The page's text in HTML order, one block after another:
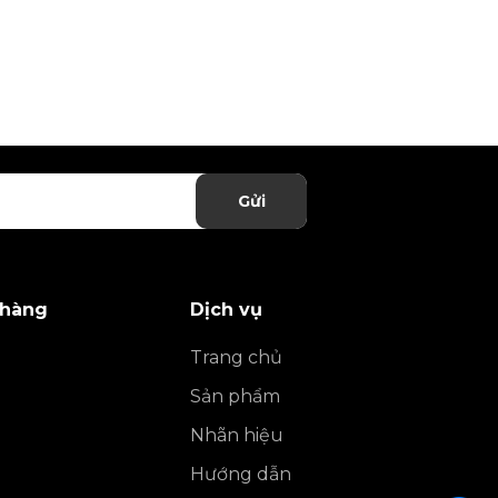
Gửi
Dịch vụ
Trang chủ
Sản phẩm
Nhãn hiệu
Hướng dẫn